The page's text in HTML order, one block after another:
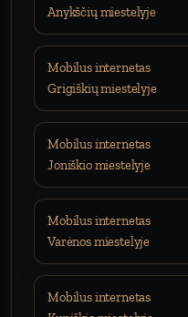
Anykščių miestelyje
Mobilus internetas
Grigiškių miestelyje
Mobilus internetas
Joniškio miestelyje
Mobilus internetas
Varėnos miestelyje
Mobilus internetas